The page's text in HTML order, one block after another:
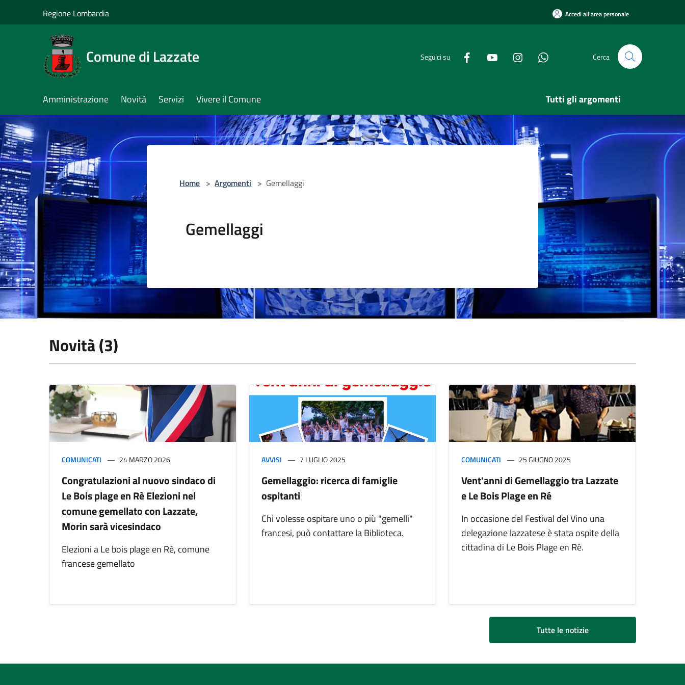
Regione Lombardia Accedi all'area personale
Comune di Lazzate Seguici su Cerca
Amministrazione Novità Servizi Vivere il Comune Tutti gli argomenti
Home > Argomenti > Gemellaggi
Gemellaggi
Novità (3)
COMUNICATI 24 MARZO 2026
Congratulazioni al nuovo sindaco di
Le Bois plage en Rè Elezioni nel
comune gemellato con Lazzate,
Morin sarà vicesindaco
Elezioni a Le bois plage en Rè, comune
francese gemellato
AVVISI 7 LUGLIO 2025
Gemellaggio: ricerca di famiglie
ospitanti
Chi volesse ospitare uno o più "gemelli"
francesi, può contattare la Biblioteca.
COMUNICATI 25 GIUGNO 2025
Vent'anni di Gemellaggio tra Lazzate
e Le Bois Plage en Ré
In occasione del Festival del Vino una
delegazione lazzatese è stata ospite della
cittadina di Le Bois Plage en Ré.
Tutte le notizie